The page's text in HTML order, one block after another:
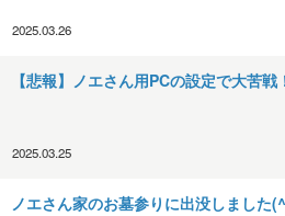
2025.03.26
【悲報】ノエさん用PCの設定で大苦
2025.03.25
ノエさん家のお墓参りに出没しました